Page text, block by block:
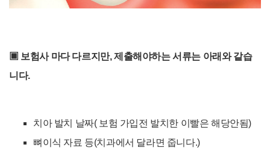
▣ 보험사 마다 다르지만, 제출해야하는 서류는 아래와 같습
니다.
치아 발치 날짜( 보험 가입전 발치한 이빨은 해당안됨)
뼈이식 자료 등(치과에서 달라면 줍니다.)